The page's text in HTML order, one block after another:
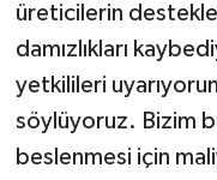
üreticilerin
damızlıkları
yetkilileri
söylüyoruz. Bizim
beslenmesi için